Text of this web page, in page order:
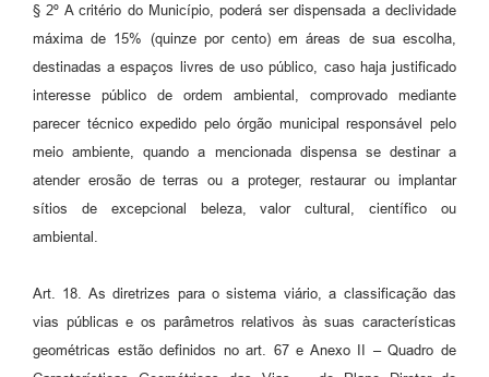
§ 2º A critério do Município, poderá ser dispensada a declividade
máxima de 15% (quinze por cento) em áreas de sua escolha,
destinadas a espaços livres de uso público, caso haja justificado
interesse público de ordem ambiental, comprovado mediante
parecer técnico expedido pelo órgão municipal responsável pelo
meio ambiente, quando a mencionada dispensa se destinar a
atender erosão de terras ou a proteger, restaurar ou implantar
sítios de excepcional beleza, valor cultural, científico ou
ambiental.
Art. 18. As diretrizes para o sistema viário, a classificação das
vias públicas e os parâmetros relativos às suas características
geométricas estão definidos no art. 67 e Anexo II – Quadro de